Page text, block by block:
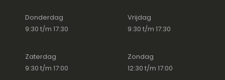
Donderdag
9:30 t/m 17:30
Vrijdag
9:30 t/m 17:30
Zaterdag
9:30 t/m 17:00
Zondag
12:30 t/m 17:00